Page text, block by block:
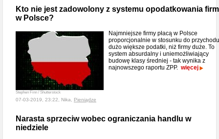
Kto nie jest zadowolony z systemu opodatkowania firm
w Polsce?
Stephen Finn / Shutterstock
Najmniejsze firmy płacą w Polsce
proporcjonalnie w stosunku do przychodu
dużo większe podatki, niż firmy duże. To
system absurdalny i uniemożliwiający
budowę klasy średniej - tak wynika z
najnowszego raportu ZPP. więcej
07-03-2019, 23:22, Nika, Pieniądze
Narasta sprzeciw wobec ograniczania handlu w
niedziele